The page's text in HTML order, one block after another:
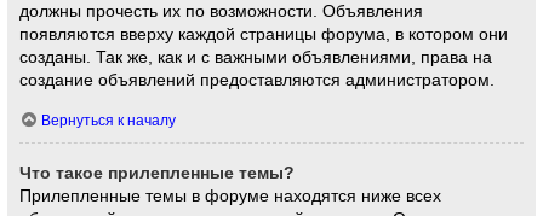
должны прочесть их по возможности. Объявления
появляются вверху каждой страницы форума, в котором они
созданы. Так же, как и с важными объявлениями, права на
создание объявлений предоставляются администратором.
Вернуться к началу
Что такое прилепленные темы?
Прилепленные темы в форуме находятся ниже всех